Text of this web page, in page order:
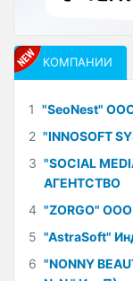
КОМПАНИИ
1 "SeoNest"
2 "INNOSOFT
3 "SOCIAL
АГЕНТСТВО
4 "ZORGO" ООО
5 "AstraSoft"
6 "NONNY